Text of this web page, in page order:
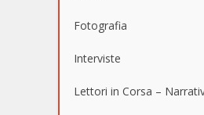
Fotografia
Interviste
Lettori in Corsa –